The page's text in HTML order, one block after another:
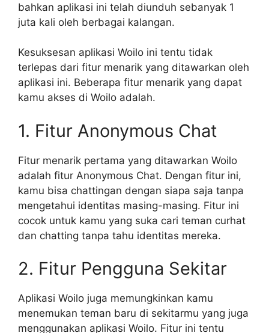
bahkan aplikasi ini telah diunduh sebanyak 1
juta kali oleh berbagai kalangan.
Kesuksesan aplikasi Woilo ini tentu tidak
terlepas dari fitur menarik yang ditawarkan oleh
aplikasi ini. Beberapa fitur menarik yang dapat
kamu akses di Woilo adalah.
1. Fitur Anonymous Chat
Fitur menarik pertama yang ditawarkan Woilo
adalah fitur Anonymous Chat. Dengan fitur ini,
kamu bisa chattingan dengan siapa saja tanpa
mengetahui identitas masing-masing. Fitur ini
cocok untuk kamu yang suka cari teman curhat
dan chatting tanpa tahu identitas mereka.
2. Fitur Pengguna Sekitar
Aplikasi Woilo juga memungkinkan kamu
menemukan teman baru di sekitarmu yang juga
menggunakan aplikasi Woilo. Fitur ini tentu